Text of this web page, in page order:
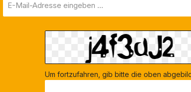
Mail-
Um fortzufahren, gib bitte die oben